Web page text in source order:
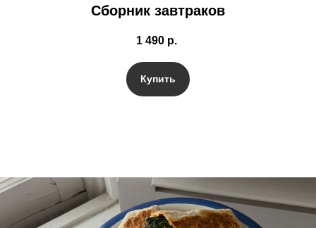
Сборник завтраков
1 490 р.
Купить